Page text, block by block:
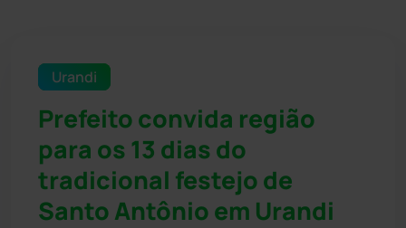
Urandi
Prefeito convida região
para os 13 dias do
tradicional festejo de
Santo Antônio em Urandi